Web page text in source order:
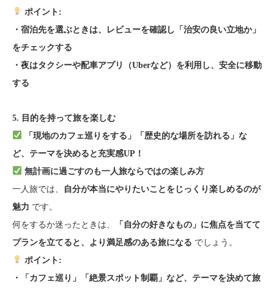
ポイント:
・宿泊先を選ぶときは、レビューを確認し「治安の良い立地か」
をチェックする
・夜はタクシーや配車アプリ（Uberなど）を利用し、安全に移動
する
5. 目的を持って旅を楽しむ
「現地のカフェ巡りをする」「歴史的な場所を訪れる」な
ど、テーマを決めると充実感UP！
無計画に過ごすのも一人旅ならではの楽しみ方
一人旅では、
自分が本当にやりたいことをじっくり楽しめるのが
魅力 です。
何をするか迷ったときは、
「自分の好きなもの」に焦点を当てて
プランを立てると、より満足感のある旅になる でしょう。
ポイント:
・「カフェ巡り」「絶景スポット制覇」など、テーマを決めて旅